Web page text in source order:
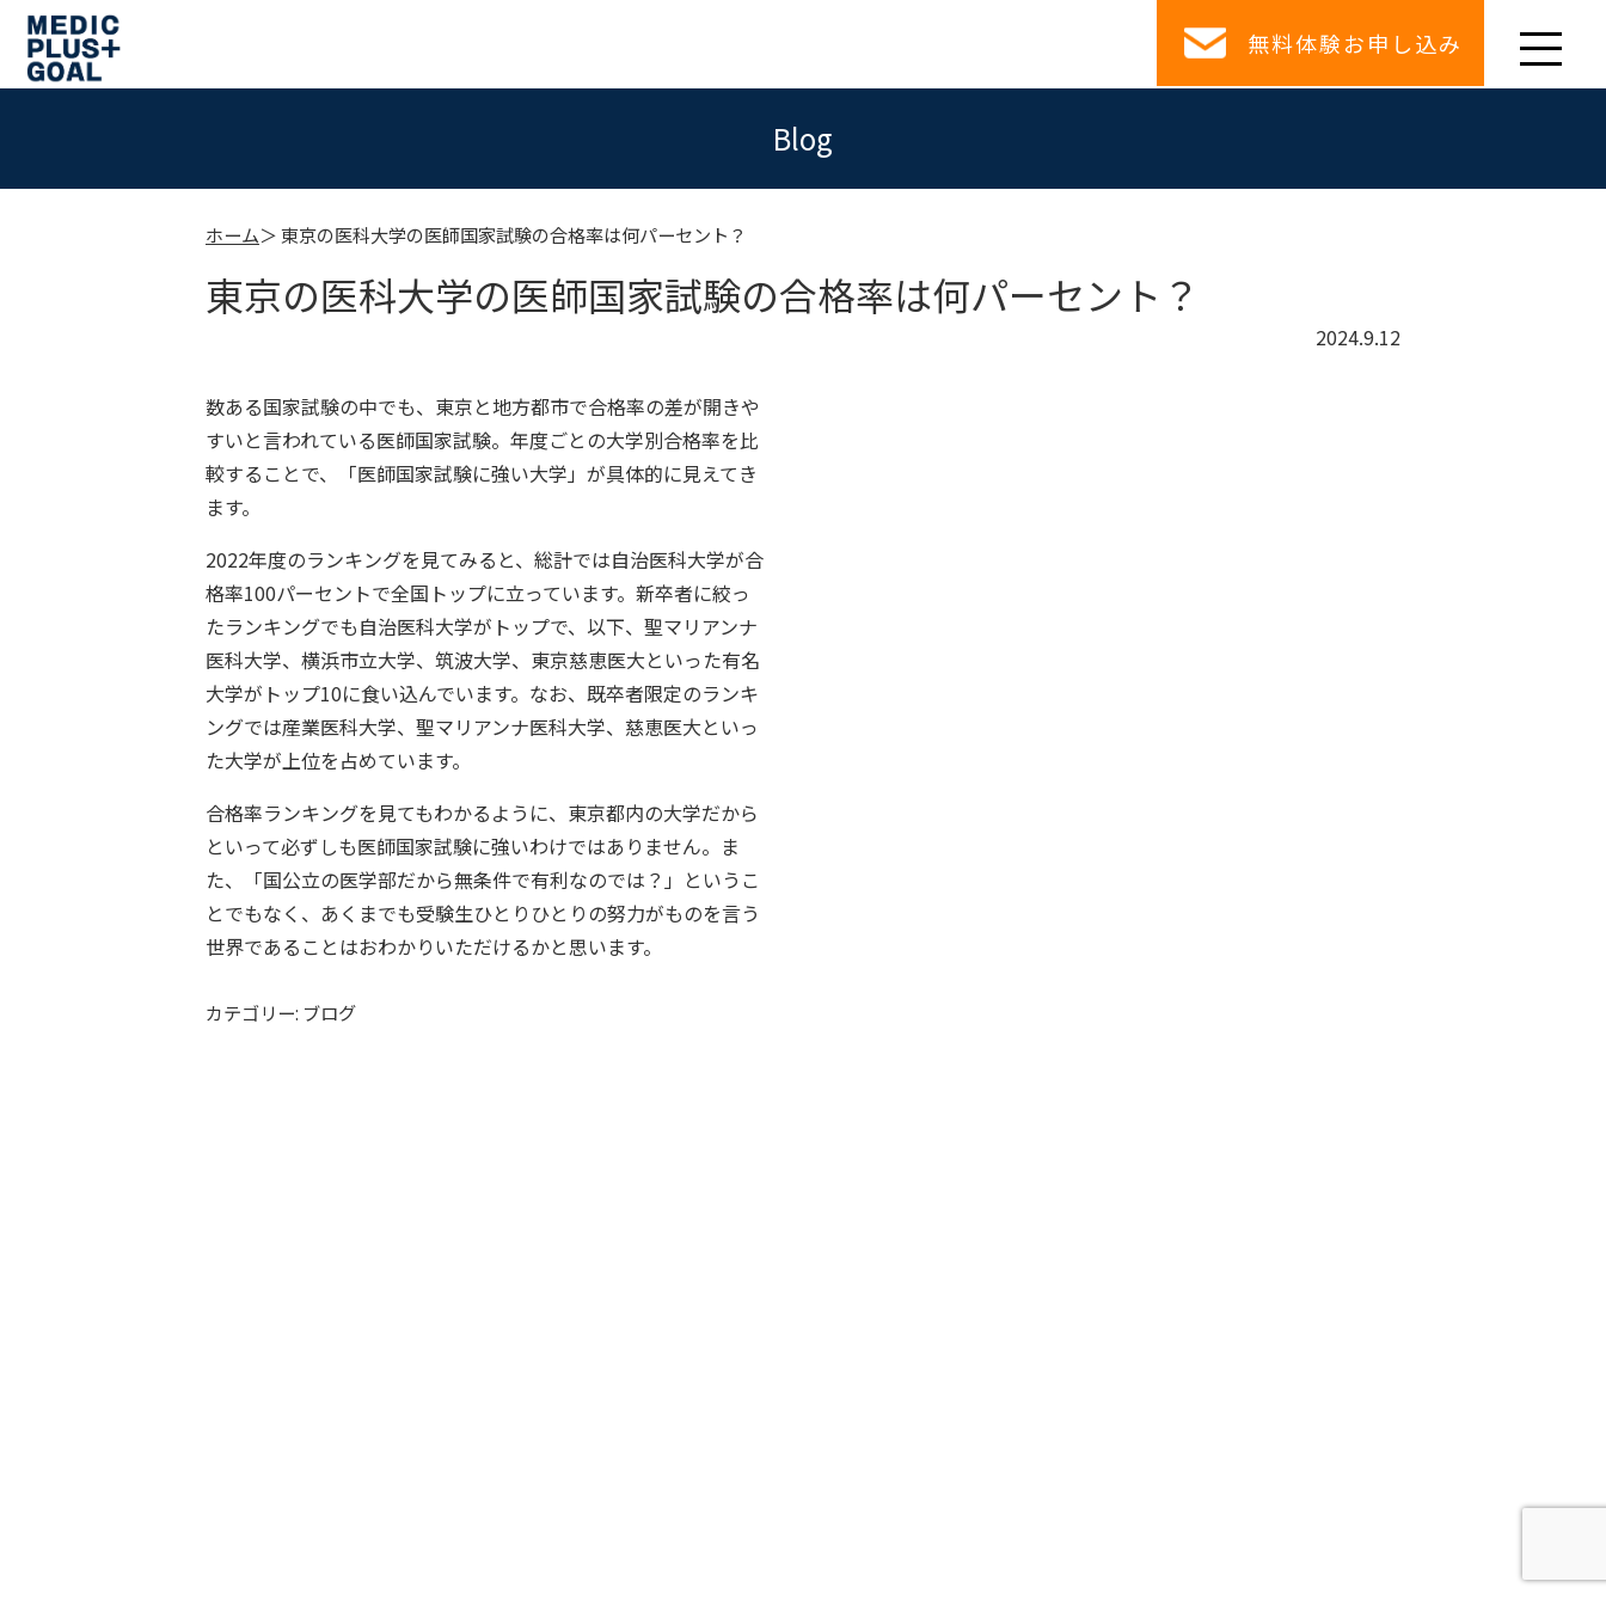
無料体験お申し込み
Blog
ホーム 東京の医科大学の医師国家試験の合格率は何パーセント？
東京の医科大学の医師国家試験の合格率は何パーセント？
2024.9.12
数ある国家試験の中でも、東京と地方都市で合格率の差が開きや
すいと言われている医師国家試験。年度ごとの大学別合格率を比
較することで、「医師国家試験に強い大学」が具体的に見えてき
ます。
2022年度のランキングを見てみると、総計では自治医科大学が合
格率100パーセントで全国トップに立っています。新卒者に絞っ
たランキングでも自治医科大学がトップで、以下、聖マリアンナ
医科大学、横浜市立大学、筑波大学、東京慈恵医大といった有名
大学がトップ10に食い込んでいます。なお、既卒者限定のランキ
ングでは産業医科大学、聖マリアンナ医科大学、慈恵医大といっ
た大学が上位を占めています。
合格率ランキングを見てもわかるように、東京都内の大学だから
といって必ずしも医師国家試験に強いわけではありません。ま
た、「国公立の医学部だから無条件で有利なのでは？」というこ
とでもなく、あくまでも受験生ひとりひとりの努力がものを言う
世界であることはおわかりいただけるかと思います。
カテゴリー: ブログ